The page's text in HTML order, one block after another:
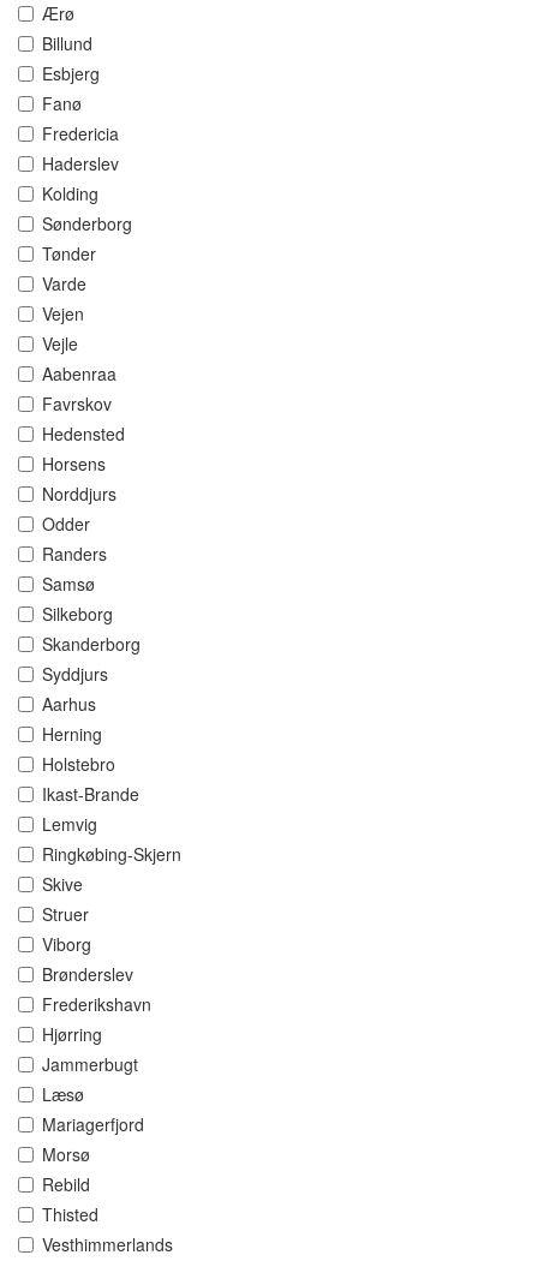
Ærø
Billund
Esbjerg
Fanø
Fredericia
Haderslev
Kolding
Sønderborg
Tønder
Varde
Vejen
Vejle
Aabenraa
Favrskov
Hedensted
Horsens
Norddjurs
Odder
Randers
Samsø
Silkeborg
Skanderborg
Syddjurs
Aarhus
Herning
Holstebro
Ikast-Brande
Lemvig
Ringkøbing-Skjern
Skive
Struer
Viborg
Brønderslev
Frederikshavn
Hjørring
Jammerbugt
Læsø
Mariagerfjord
Morsø
Rebild
Thisted
Vesthimmerlands